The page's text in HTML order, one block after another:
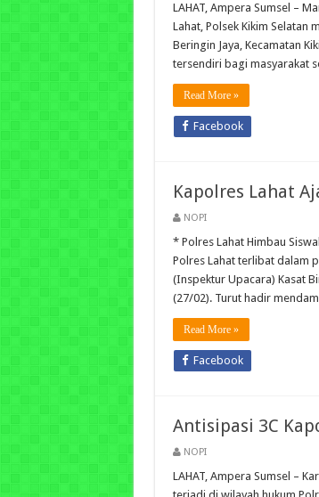
LAHAT, Ampera Sumsel –
Lahat, Polsek Kikim Selatan
Beringin Jaya, Kecamatan
tersendiri bagi masyarakat
Read More »
Facebook
Kapolres Lahat
NOPI
* Polres Lahat Himbau
Polres Lahat terlibat dalam
(Inspektur Upacara) Kasat
(27/02). Turut hadir
Read More »
Facebook
Antisipasi 3C
NOPI
LAHAT, Ampera Sumsel –